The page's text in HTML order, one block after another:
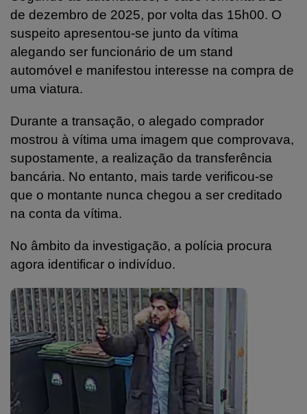
de dezembro de 2025, por volta das 15h00. O
suspeito apresentou-se junto da vítima
alegando ser funcionário de um stand
automóvel e manifestou interesse na compra de
uma viatura.
Durante a transação, o alegado comprador
mostrou à vítima uma imagem que comprovava,
supostamente, a realização da transferência
bancária. No entanto, mais tarde verificou-se
que o montante nunca chegou a ser creditado
na conta da vítima.
No âmbito da investigação, a polícia procura
agora identificar o indivíduo.